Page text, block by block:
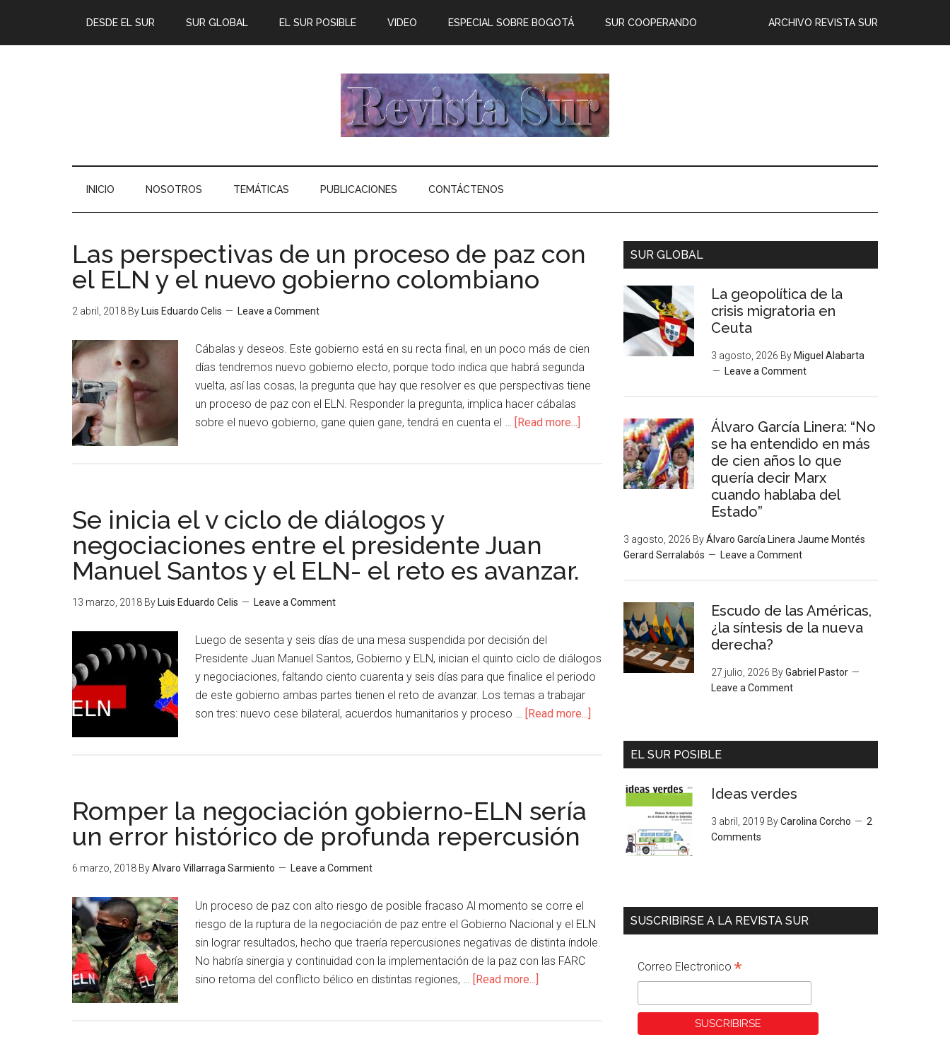
DESDE EL SUR SUR GLOBAL EL SUR POSIBLE ARCHIVO REVISTA SUR
VIDEO ESPECIAL SOBRE BOGOTÁ SUR COOPERANDO
INICIO NOSOTROS TEMÁTICAS PUBLICACIONES CONTÁCTENOS
Las perspectivas de un proceso de paz con
el ELN y el nuevo gobierno colombiano
2 abril, 2018 By Luis Eduardo Celis Leave a Comment
Cábalas y deseos. Este gobierno está en su recta final, en un poco más de cien
días tendremos nuevo gobierno electo, porque todo indica que habrá segunda
vuelta, así las cosas, la pregunta que hay que resolver es que perspectivas tiene
un proceso de paz con el ELN. Responder la pregunta, implica hacer cábalas
sobre el nuevo gobierno, gane quien gane, tendrá en cuenta el … [Read more...]
Se inicia el v ciclo de diálogos y
negociaciones entre el presidente Juan
Manuel Santos y el ELN- el reto es avanzar.
13 marzo, 2018 By Luis Eduardo Celis Leave a Comment
Luego de sesenta y seis días de una mesa suspendida por decisión del
Presidente Juan Manuel Santos, Gobierno y ELN, inician el quinto ciclo de diálogos
y negociaciones, faltando ciento cuarenta y seis días para que finalice el periodo
de este gobierno ambas partes tienen el reto de avanzar. Los temas a trabajar
son tres: nuevo cese bilateral, acuerdos humanitarios y proceso … [Read more...]
Romper la negociación gobierno-ELN sería
un error histórico de profunda repercusión
6 marzo, 2018 ByAlvaro Villarraga Sarmiento Leave a Comment
Un proceso de paz con alto riesgo de posible fracaso Al momento se corre el
riesgo de la ruptura de la negociación de paz entre el Gobierno Nacional y el ELN
sin lograr resultados, hecho que traería repercusiones negativas de distinta índole.
No habría sinergia y continuidad con la implementación de la paz con las FARC
sino retoma del conflicto bélico en distintas regiones, … [Read more...]
SUR GLOBAL
La geopolítica de la
crisis migratoria en
Ceuta
3 agosto, 2026 By Miguel Alabarta
Leave a Comment
Álvaro García Linera: “No
se ha entendido en más
de cien años lo que
quería decir Marx
cuando hablaba del
Estado”
3 agosto, 2026 ByÁlvaro García Linera Jaume Montés
Gerard Serralabós
Leave a Comment
Escudo de las Américas,
¿la síntesis de la nueva
derecha?
27 julio, 2026 ByGabriel Pastor
Leave a Comment
EL SUR POSIBLE
Ideas verdes
3 abril, 2019 ByCarolina Corcho
2
Comments
SUSCRIBIRSE A LA REVISTA SUR
Correo Electronico *